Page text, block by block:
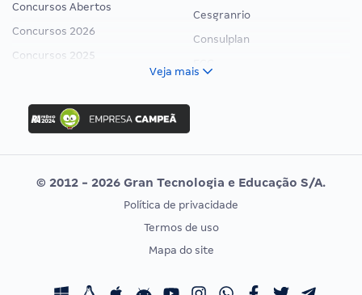
Concursos Abertos
Concursos 2026
Concursos 2025
Concurso Ibama
Concurso MPU
Editais publicados
Cesgranrio
Consulplan
Vunesp
CONCURSOS POR PROFISSÃO
Concursos Fiscais
EXAME DE ORDEM
Calendário OAB
Veja mais
© 2012 - 2026 Gran Tecnologia e Educação S/A.
Política de privacidade
Termos de uso
Mapa do site